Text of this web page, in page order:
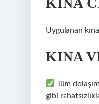
KINA
Uygulanan
KINA
Tüm
gibi